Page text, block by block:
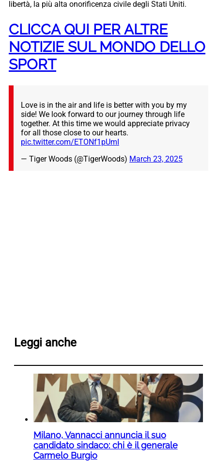
libertà, la più alta onorificenza civile degli Stati Uniti.
CLICCA QUI PER ALTRE
NOTIZIE SUL MONDO DELLO
SPORT
Love is in the air and life is better with you by my
side! We look forward to our journey through life
together. At this time we would appreciate privacy
for all those close to our hearts.
pic.twitter.com/ETONf1pUmI
— Tiger Woods (@TigerWoods) March 23, 2025
Leggi anche
Milano, Vannacci annuncia il suo
candidato sindaco: chi è il generale
Carmelo Burgio